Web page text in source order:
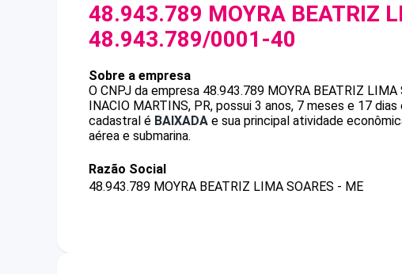
48.943.789 MOYRA BEATRIZ
48.943.789/0001-40
Sobre a empresa
O CNPJ da empresa 48.943.789 MOYRA BEATRIZ LIMA
INACIO MARTINS, PR, possui 3 anos, 7 meses e 17
cadastral é BAIXADA e sua principal atividade
aérea e submarina.
Razão Social
48.943.789 MOYRA BEATRIZ LIMA SOARES - ME